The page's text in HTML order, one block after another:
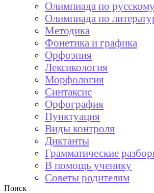
Олимпиада по
Олимпиада по
Методика
Фонетика и графика
Орфоэпия
Лексикология
Морфология
Синтаксис
Орфография
Пунктуация
Виды контроля
Диктанты
Грамматические
В помощь ученику
Советы родителям
Поиск